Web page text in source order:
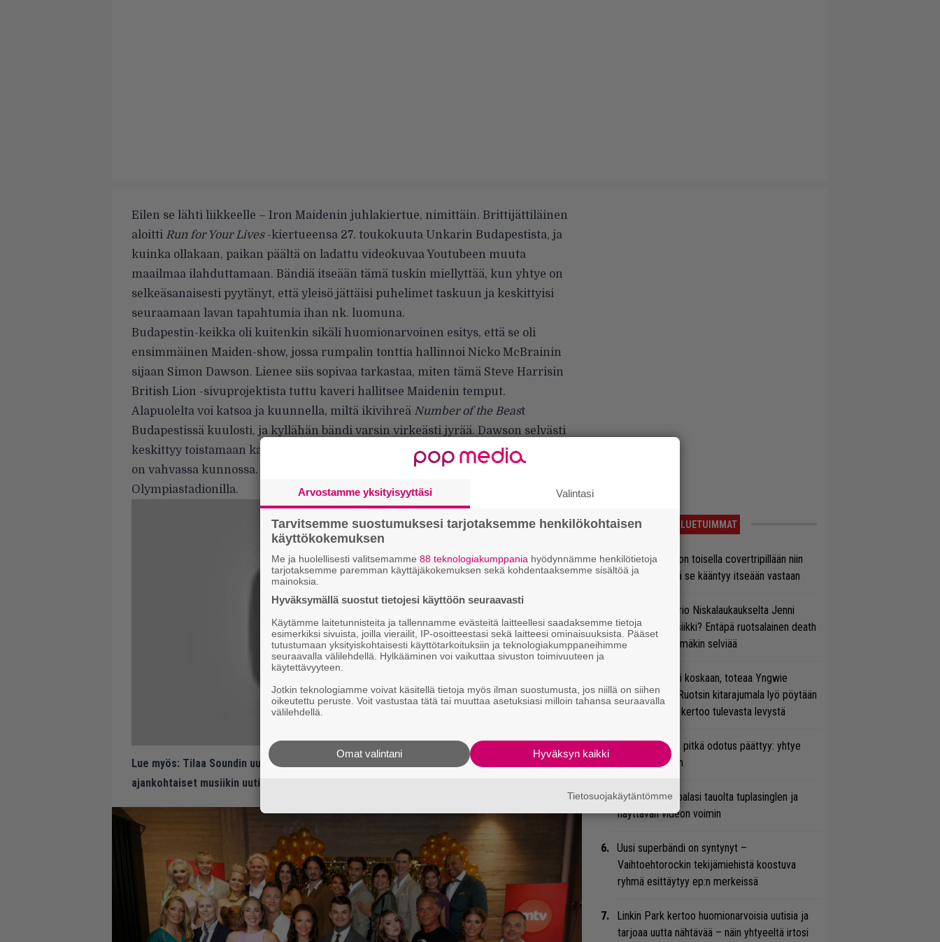
Eilen se lähti liikkeelle – Iron Maidenin juhlakiertue, nimittäin. Brittijättiläinen
aloitti Run for Your Lives-kiertueensa 27. toukokuuta Unkarin Budapestista, ja
kuinka ollakaan, paikan päältä on ladattu videokuvaa Youtubeen muuta
maailmaa ilahduttamaan. Bändiä itseään tämä tuskin miellyttää, kun yhtye on
selkeäsanaisesti pyytänyt, että yleisö jättäisi puhelimet taskuun ja keskittyisi
seuraamaan lavan tapahtumia ihan nk. luomuna.
Budapestin-keikka oli kuitenkin sikäli huomionarvoinen esitys, että se oli
ensimmäinen Maiden-show, jossa rumpalin tonttia hallinnoi Nicko McBrainin
sijaan Simon Dawson. Lienee siis sopivaa tarkastaa, miten tämä Steve Harrisin
British Lion -sivuprojektista tuttu kaveri hallitsee Maidenin temput.
Alapuolelta voi katsoa ja kuunnella, miltä ikivihreä Number of the Beast
Budapestissä kuulosti, ja kyllähän bändi varsin virkeästi jyrää. Dawson selvästi
keskittyy toistamaan kappaleet McBrainin tavoin, ja Bruce Dickinsonin äänikin
on vahvassa kunnossa. Suomessa tätä pääsee ihailemaan sitten 16. kesäkuuta
Olympiastadionilla.
Lue myös: Tilaa Soundin uutiskirje ja tiedät mistä kahvitauolla puhutaan! Nappaa
ajankohtaiset musiikin uutiset ja puheenaiheet suoraan sähköpostiin tästä.
LUETUIMMAT
Arvio: Saimaa on toisella covertripillään niin
suvereeni, että se kääntyy itseään vastaan
Miten taipuu Trio Niskalaukaukselta Jenni
Vartiaisen musiikki? Entäpä ruotsalainen death
metal? Pian tämäkin selviää
Se on nyt tai ei koskaan, toteaa Yngwie
Malmsteen – Ruotsin kitarajumala lyö pöytään
uuden biisin ja kertoo tulevasta levystä
Weezer-fanien pitkä odotus päättyy: yhtye
tulee Suomeen
Blind Channel palasi tauolta tuplasinglen ja
näyttävän videon voimin
Uusi superbändi on syntynyt –
Vaihtoehtorockin tekijämiehistä koostuva
ryhmä esittäytyy ep:n merkeissä
Linkin Park kertoo huomionarvoisia uutisia ja
tarjoaa uutta nähtävää – näin yhtyeeltä irtosi
Arvostamme yksityisyyttäsi Valintasi
Tarvitsemme suostumuksesi tarjotaksemme henkilökohtaisen
käyttökokemuksen
Me ja huolellisesti valitsemamme 88 teknologiakumppania hyödynnämme henkilötietoja
tarjotaksemme paremman käyttäjäkokemuksen sekä kohdentaaksemme sisältöä ja
mainoksia.
Hyväksymällä suostut tietojesi käyttöön seuraavasti
Käytämme laitetunnisteita ja tallennamme evästeitä laitteellesi saadaksemme tietoja
esimerkiksi sivuista, joilla vierailit, IP-osoitteestasi sekä laitteesi ominaisuuksista. Pääset
tutustumaan yksityiskohtaisesti käyttötarkoituksiin ja teknologiakumppaneihimme
seuraavalla välilehdellä. Hylkääminen voi vaikuttaa sivuston toimivuuteen ja
käytettävyyteen.
Jotkin teknologiamme voivat käsitellä tietoja myös ilman suostumusta, jos niillä on siihen
oikeutettu peruste. Voit vastustaa tätä tai muuttaa asetuksiasi milloin tahansa seuraavalla
välilehdellä.
Hyväksyn kaikki
Omat valintani
Tietosuojakäytäntömme